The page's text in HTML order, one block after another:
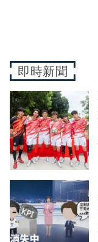
即時新聞